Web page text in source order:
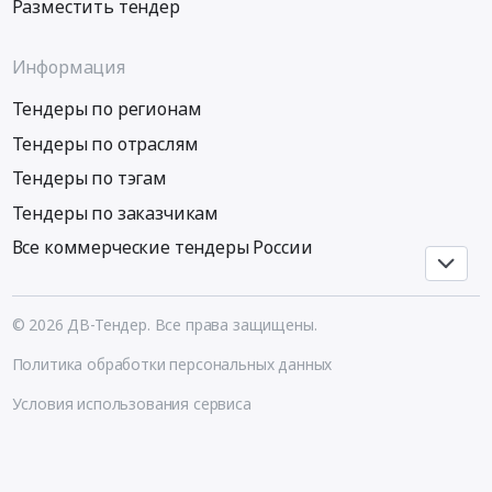
Разместить тендер
Информация
Тендеры по регионам
Тендеры по отраслям
Тендеры по тэгам
Тендеры по заказчикам
Все коммерческие тендеры России
© 2026 ДВ-Тендер. Все права защищены.
Политика обработки персональных данных
Условия использования сервиса